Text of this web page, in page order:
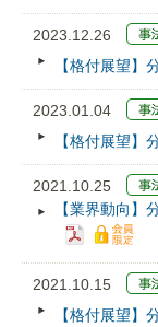
2023.12.26
【格付展望】
2023.01.04
【格付展望】
2021.10.25
【業界動向
2021.10.15
【格付展望】